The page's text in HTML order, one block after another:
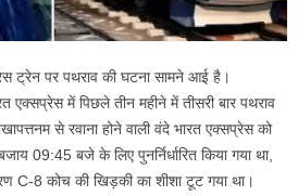
ट्रेन पर पथराव की घटना सामने आई है।
एक्सप्रेस में पिछले तीन महीने में तीसरी बार पथराव
से रवाना होने वाली वंदे भारत एक्सप्रेस को
09:45 बजे के लिए पुनर्निर्धारित किया गया था,
C-8 कोच की खिड़की का शीशा टूट गया था।